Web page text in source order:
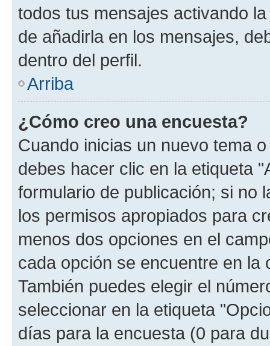
todos tus mensajes activando
de añadirla en los mensajes,
dentro del perfil.
Arriba
¿Cómo creo una encuesta?
Cuando inicias un nuevo tema
debes hacer clic en la etiqueta
formulario de publicación; si no
los permisos apropiados para
menos dos opciones en el
cada opción se encuentre en
También puedes elegir el
seleccionar en la etiqueta
días para la encuesta (0 para